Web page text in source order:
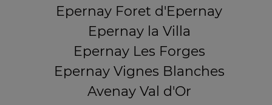
Epernay Foret d'Epernay
Epernay la Villa
Epernay Les Forges
Epernay Vignes Blanches
Avenay Val d'Or